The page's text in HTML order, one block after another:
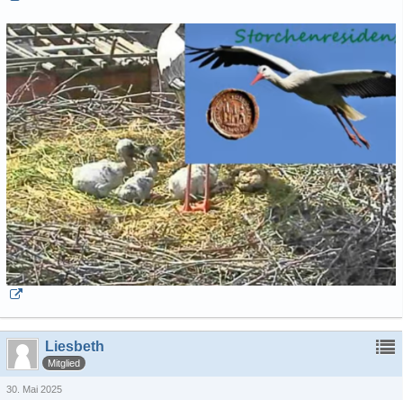
Liesbeth
Mitglied
30. Mai 2025